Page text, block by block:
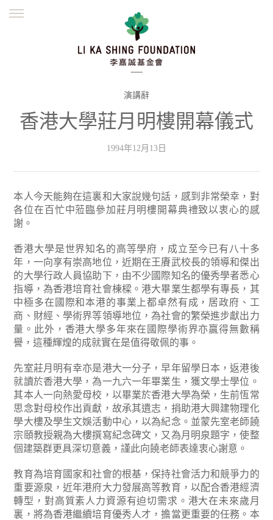
並肩同行
繁體
演講辭
香港大學莊月明樓開幕儀式
1994年12月13日
本人今天能夠在這裏和大家說幾句話，感到非常榮幸，對
各位在百忙中蒞臨參加莊月明樓開幕典禮致以衷心的感
謝。
香港大學是世界知名的高等學府，成立至今已有八十多
年，一向享有崇高地位，近期在王賡武校長的領導和傑出
的大學行政人員協助下，由不少國際知名的優秀學者悉心
指導，為香港培育社會棟樑。港大畢業生都學有專長，其
中極多在國際和本港的事業上都卓然有成，居政府、工
商、財經、學術界等領導地位，為社會的繁榮進步獻出力
量。此外，香港大學多年來在國際學術界亦贏得無數稱
譽，這種輝煌的成就實在是值得敬佩的事。
先室莊月明有幸亦是港大一分子，早年留學日本，返港後
就讀於香港大學，為一九六一年畢業生，獲文學士學位。
其本人一向熱愛母校，以畢業於香港大學為榮，生前恆常
思念對母校作出貢獻，故承其遺志，捐助港大興建物理化
學大樓及學生文娛活動中心，以為紀念。並蒙先室老師饒
宗頤教授親為大樓撰寫紀念碑文，又為月明泉題字，使整
個建築群更具深切意義，謹此向饒老師表達衷心謝意。
教育為培育國家和社會的根基，保持社會活力和競爭力的
重要源泉，近年港府大力發展高等教育，以配合香港經濟
轉型，對高質素人力資源有迫切需求。港大在未來歲月
裏，將為香港繼續培育優秀人才，擔當更重要的任務。本